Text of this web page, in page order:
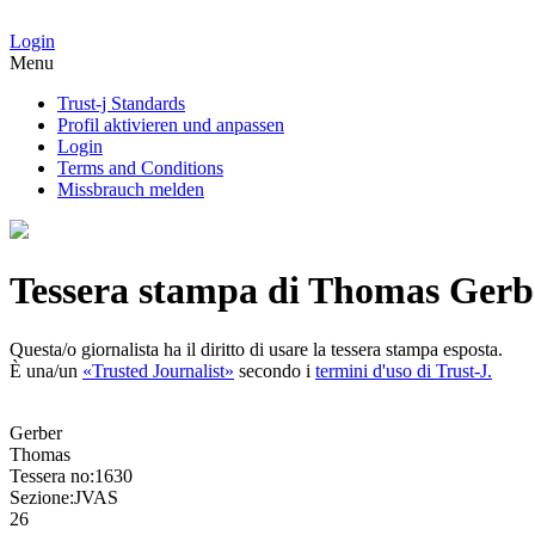
Login
Menu
Trust-j Standards
Profil aktivieren und anpassen
Login
Terms and Conditions
Missbrauch melden
Tessera stampa di Thomas
Questa/o giornalista ha il diritto di usare la tessera stampa esposta.
È una/un «Trusted Journalist» secondo i termini d'uso di Trust-J.
Gerber
Thomas
Tessera no:1630
Sezione:JVAS
26